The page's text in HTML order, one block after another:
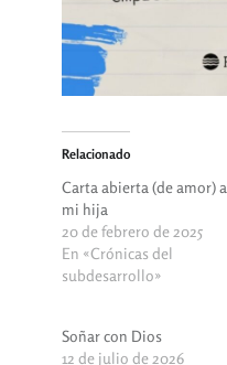
Relacionado
Carta abierta (de amor) a
mi hija
20 de febrero de 2025
En «Crónicas del
subdesarrollo»
Soñar con Dios
12 de julio de 2026